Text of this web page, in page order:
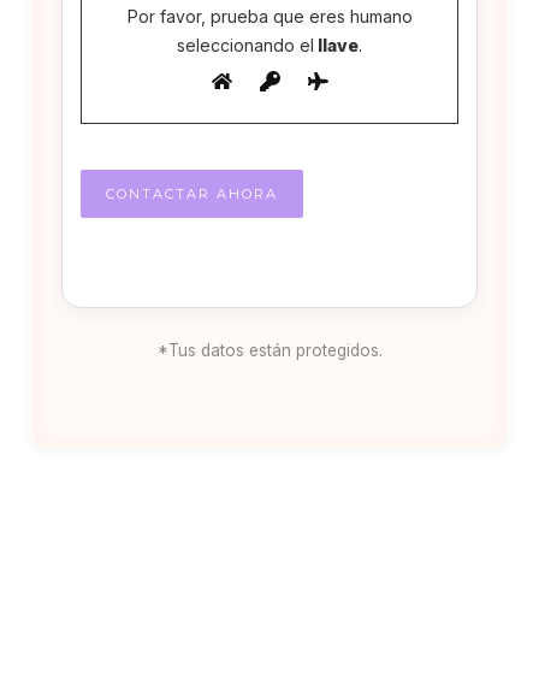
Por favor, prueba que eres humano
seleccionando el llave.
*Tus datos están protegidos.